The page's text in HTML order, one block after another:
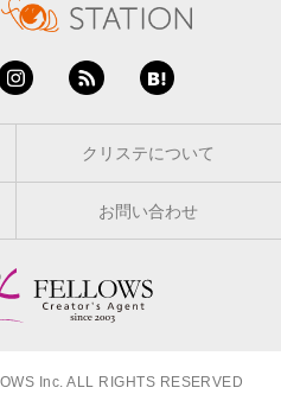
クリステについて
お問い合わせ
Inc. ALL RIGHTS RESERVED